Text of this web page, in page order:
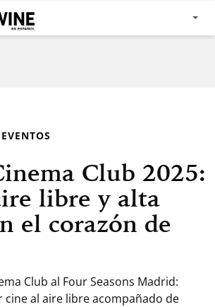
EVENTOS
Club 2025:
libre y alta
el corazón de
Club al Four Seasons Madrid:
al aire libre acompañado de